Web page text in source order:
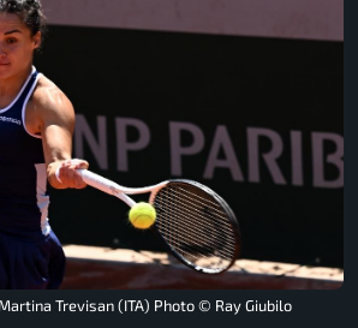
Martina Trevisan (ITA) Photo © Ray Giubilo